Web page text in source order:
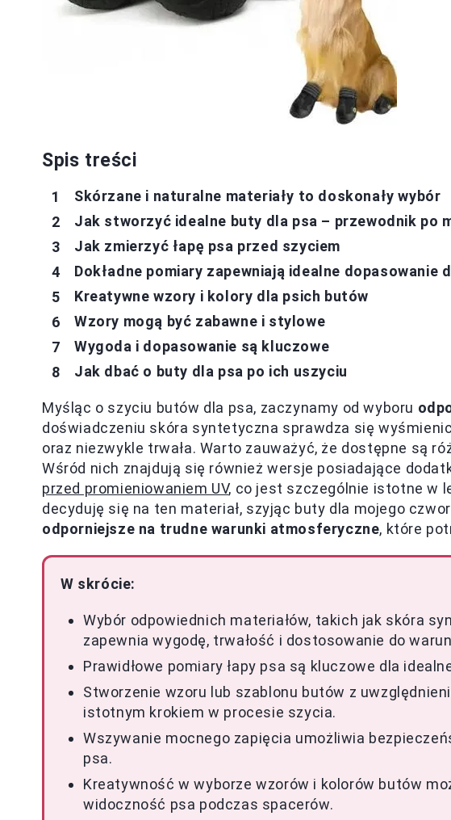
Spis treści
Skórzane i naturalne materiały to doskonały wybór
Jak stworzyć idealne buty dla psa – przewodnik po
Jak zmierzyć łapę psa przed szyciem
Dokładne pomiary zapewniają idealne dopasowanie
Kreatywne wzory i kolory dla psich butów
Wzory mogą być zabawne i stylowe
Wygoda i dopasowanie są kluczowe
Jak dbać o buty dla psa po ich uszyciu
Myśląc o szyciu butów dla psa, zaczynamy od wyboru
doświadczeniu skóra syntetyczna sprawdza się
oraz niezwykle trwała. Warto zauważyć, że dostępne są
Wśród nich znajdują się również wersje posiadające
przed promieniowaniem UV, co jest szczególnie istotne w
decyduję się na ten materiał, szyjąc buty dla mojego
odporniejsze na trudne warunki atmosferyczne, które
W skrócie:
Wybór odpowiednich materiałów, takich jak skóra
zapewnia wygodę, trwałość i dostosowanie do
Prawidłowe pomiary łapy psa są kluczowe dla
Stworzenie wzoru lub szablonu butów z
istotnym krokiem w procesie szycia.
Wszywanie mocnego zapięcia umożliwia
psa.
Kreatywność w wyborze wzorów i kolorów butów
widoczność psa podczas spacerów.